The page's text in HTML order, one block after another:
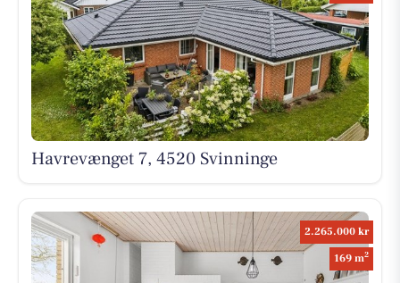
Havrevænget 7, 4520 Svinninge
2.265.000 kr
169 m2